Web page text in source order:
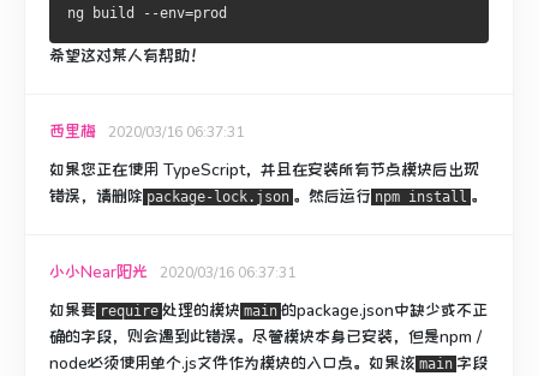
ng build --env=prod
希望这对某人有帮助！
西里梅 2020/03/16 06:37:31
如果您正在使用 TypeScript，并且在安装所有节点模块后出现
错误，请删除 package-lock.json 。 然后运行 npm install 。
小小Near阳光 2020/03/16 06:37:31
如果要 require 处理的模块 main 的package.json中缺少或不正
确的字段， 则会遇到此错误。 尽管模块本身已安装，但是npm /
node必须使用单个.js文件作为模块的入口点。 如果该 main 字段